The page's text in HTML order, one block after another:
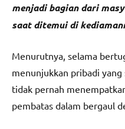
menjadi bagian dari
saat ditemui di
Menurutnya, selama
menunjukkan pribadi
tidak pernah
pembatas dalam bergaul